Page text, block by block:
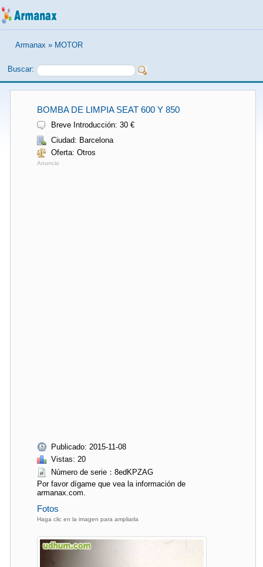
Armanax » MOTOR
Buscar:
BOMBA DE LIMPIA SEAT 600 Y 850
Breve Introducción: 30 €
Ciudad: Barcelona
Oferta: Otros
Anuncio
Publicado: 2015-11-08
Vistas: 20
Número de serie：8edKPZAG
Por favor dígame que vea la información de
armanax.com.
Fotos
Haga clic en la imagen para ampliarla